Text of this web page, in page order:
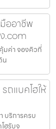
ออาชีพ
.com
มค่า จองคิวที่
น
ถแบคโฮให้
บริการครบ
ฮรับจ